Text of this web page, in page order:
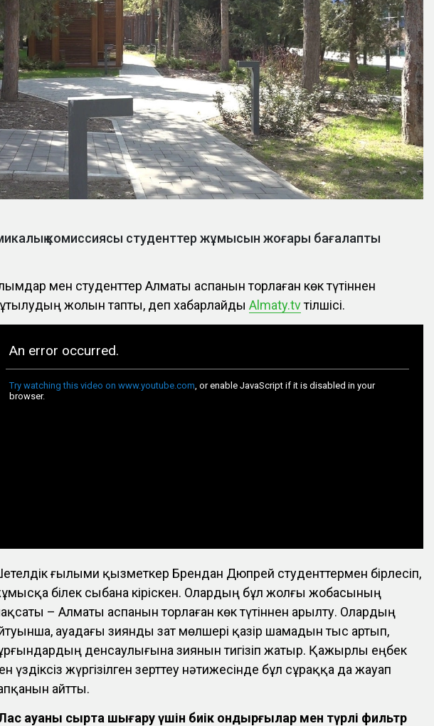
комиссиясы студенттер жұмысын жоғары бағалапты
мен студенттер Алматы аспанын торлаған көк түтіннен
жолын тапты, деп хабарлайдыAlmaty.tvтілшісі.
ғылыми қызметкер Брендан Дюпрей студенттермен бірлесіп,
білек сыбана кіріскен. Олардың бұл жолғы жобасының
– Алматы аспанын торлаған көк түтіннен арылту. Олардың
ауадағы зиянды зат мөлшері қазір шамадын тыс артып,
денсаулығына зиянын тигізіп жатыр. Қажырлы еңбек
үздіксіз жүргізілген зерттеу нәтижесінде бұл сұраққа да жауап
айтты.
ауаны сыртқа шығару үшін биік қондырғылар мен түрлі фильтр